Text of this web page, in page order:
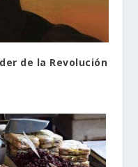
de la Revolución